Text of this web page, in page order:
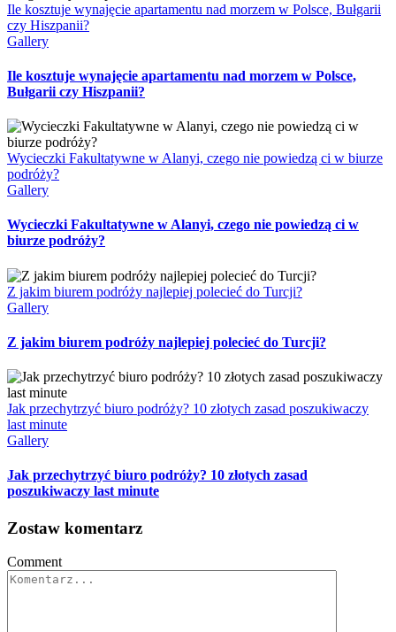
Ile kosztuje wynajęcie apartamentu nad morzem w Polsce, Bułgarii
czy Hiszpanii?
Gallery
Ile kosztuje wynajęcie apartamentu nad morzem w Polsce,
Bułgarii czy Hiszpanii?
Wycieczki Fakultatywne w Alanyi, czego nie powiedzą ci w biurze
podróży?
Gallery
Wycieczki Fakultatywne w Alanyi, czego nie powiedzą ci w
biurze podróży?
Z jakim biurem podróży najlepiej polecieć do Turcji?
Gallery
Z jakim biurem podróży najlepiej polecieć do Turcji?
Jak przechytrzyć biuro podróży? 10 złotych zasad poszukiwaczy
last minute
Gallery
Jak przechytrzyć biuro podróży? 10 złotych zasad
poszukiwaczy last minute
Zostaw komentarz
Comment